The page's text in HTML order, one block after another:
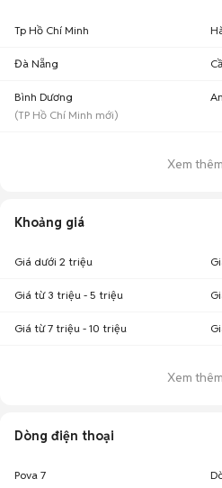
Tp Hồ Chí Minh
Đà Nẵng
Bình Dương
(TP Hồ Chí Minh mới)
Xem thêm
Khoảng giá
Giá dưới 2 triệu
Giá từ 3 triệu - 5 triệu
Giá từ 7 triệu - 10 triệu
Xem thêm
Dòng điện thoại
Pova 7